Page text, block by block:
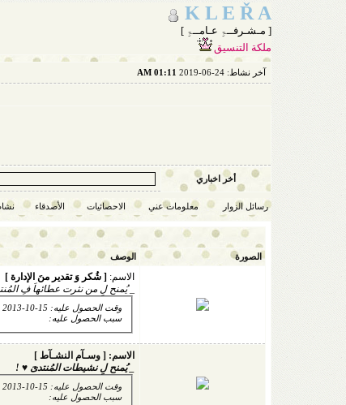
K L E Ř A
[ مـشـرفــۃِ عـامــۃِ ]
ملكة التنسيق
آخر نشاط: 24-06-2019
01:11 AM
أخر اخباري
رسائل الزوار معلومات عني الاحصائيات الأصدقاء
الصورة الوصف
الاسم: [ شُكر وَ تقدير منَ الإدارة ]
_ يُمنح لِ من نثرت عطائهاَ فِ
وقت الحصول عليه: 15-10-2013 12:07 PM
سبب الحصول عليه:
الاسم: [ وسـآم النشـآط ]
_ يُمنح لِ نشيطات المُنتدىَ ♥ !
وقت الحصول عليه: 15-10-2013 12:05 PM
سبب الحصول عليه: